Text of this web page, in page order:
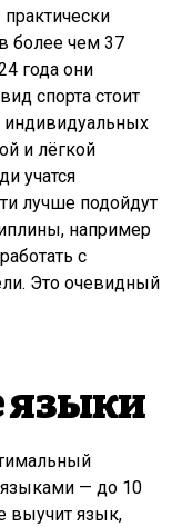
более чем 37
года они
спорта стоит
индивидуальных
и лёгкой
учатся
лучше подойдут
например
с
Это очевидный
— до 10
выучит язык,